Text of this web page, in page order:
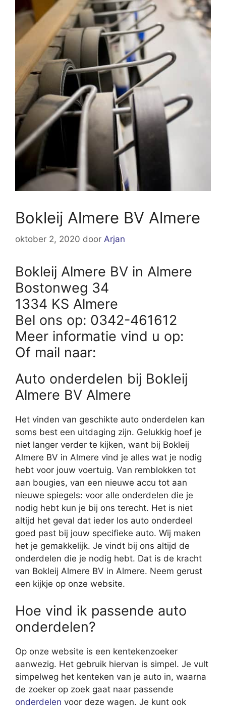
Bokleij Almere BV Almere
oktober 2, 2020 door Arjan
Bokleij Almere BV in Almere
Bostonweg 34
1334 KS Almere
Bel ons op: 0342-461612
Meer informatie vind u op:
Of mail naar:
Auto onderdelen bij Bokleij
Almere BV Almere
Het vinden van geschikte auto onderdelen kan
soms best een uitdaging zijn. Gelukkig hoef je
niet langer verder te kijken, want bij Bokleij
Almere BV in Almere vind je alles wat je nodig
hebt voor jouw voertuig. Van remblokken tot
aan bougies, van een nieuwe accu tot aan
nieuwe spiegels: voor alle onderdelen die je
nodig hebt kun je bij ons terecht. Het is niet
altijd het geval dat ieder los auto onderdeel
goed past bij jouw specifieke auto. Wij maken
het je gemakkelijk. Je vindt bij ons altijd de
onderdelen die je nodig hebt. Dat is de kracht
van Bokleij Almere BV in Almere. Neem gerust
een kijkje op onze website.
Hoe vind ik passende auto
onderdelen?
Op onze website is een kentekenzoeker
aanwezig. Het gebruik hiervan is simpel. Je vult
simpelweg het kenteken van je auto in, waarna
de zoeker op zoek gaat naar passende
onderdelen voor deze wagen. Je kunt ook